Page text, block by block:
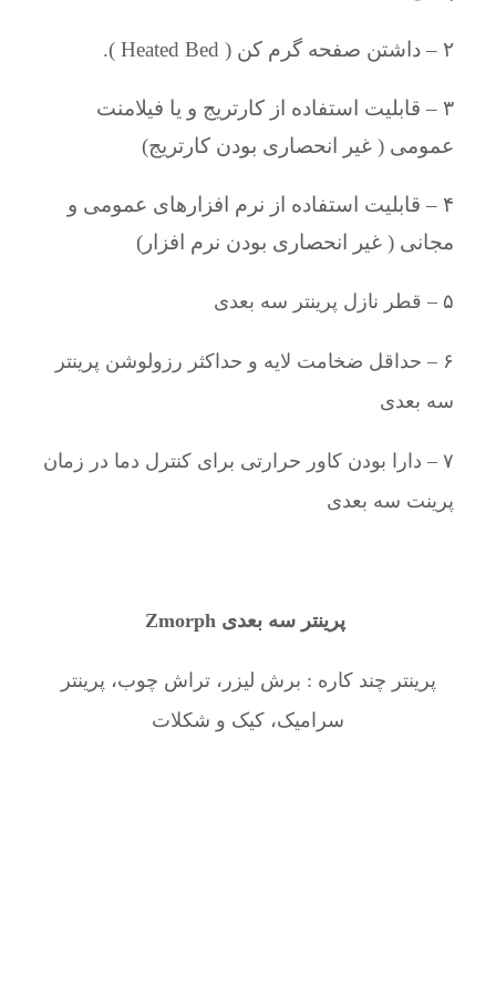
۲ – داشتن صفحه گرم کن ( Heated Bed ).
۳ – قابلیت استفاده از کارتریج و یا فیلامنت
عمومی ( غیر انحصاری بودن کارتریج)
۴ – قابلیت استفاده از نرم افزارهای عمومی و
مجانی ( غیر انحصاری بودن نرم افزار)
۵ – قطر نازل پرینتر سه بعدی
۶ – حداقل ضخامت لایه و حداکثر رزولوشن پرینتر
سه بعدی
۷ – دارا بودن کاور حرارتی برای کنترل دما در زمان
پرینت سه بعدی
پرینتر سه بعدی Zmorph
پرینتر چند کاره : برش لیزر، تراش چوب، پرینتر
سرامیک، کیک و شکلات